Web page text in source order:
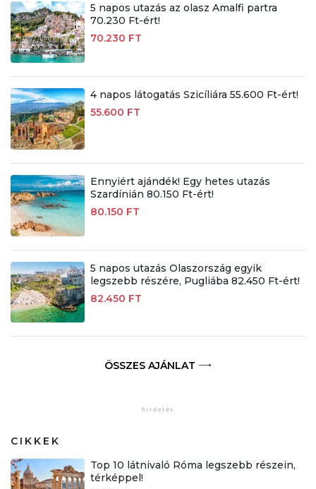
5 napos utazás az olasz Amalfi partra
70.230 Ft-ért!
70.230 FT
4 napos látogatás Szicíliára 55.600 Ft-ért!
55.600 FT
Ennyiért ajándék! Egy hetes utazás
Szardínián 80.150 Ft-ért!
80.150 FT
5 napos utazás Olaszország egyik
legszebb részére, Pugliába 82.450 Ft-ért!
82.450 FT
ÖSSZES AJÁNLAT
CIKKEK
Top 10 látnivaló Róma legszebb részein,
térképpel!